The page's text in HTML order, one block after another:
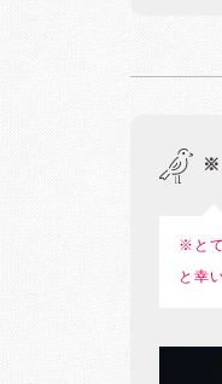
※
※と
と幸